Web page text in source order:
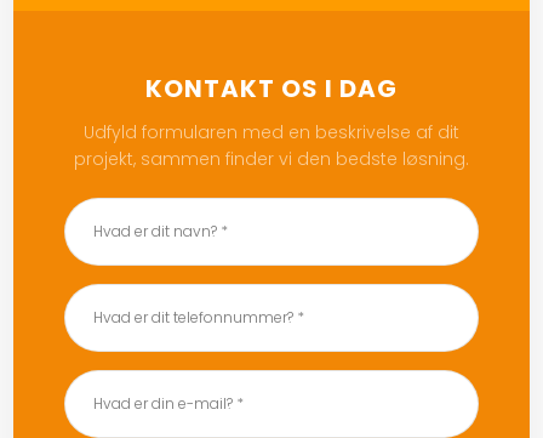
KONTAKT OS I DAG
Udfyld formularen med en beskrivelse af dit
projekt, sammen finder vi den bedste løsning.